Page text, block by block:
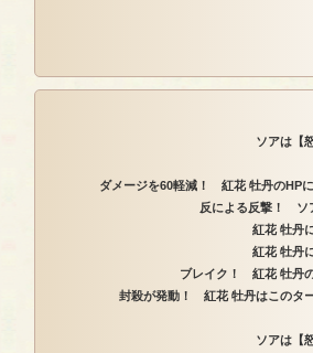
ソアは【
ダメージを60軽減！ 紅花 牡丹のHPに
反による反撃！ ソ
紅花 牡丹
紅花 牡丹
ブレイク！ 紅花 牡丹
封殺が発動！ 紅花 牡丹はこのタ
ソアは【